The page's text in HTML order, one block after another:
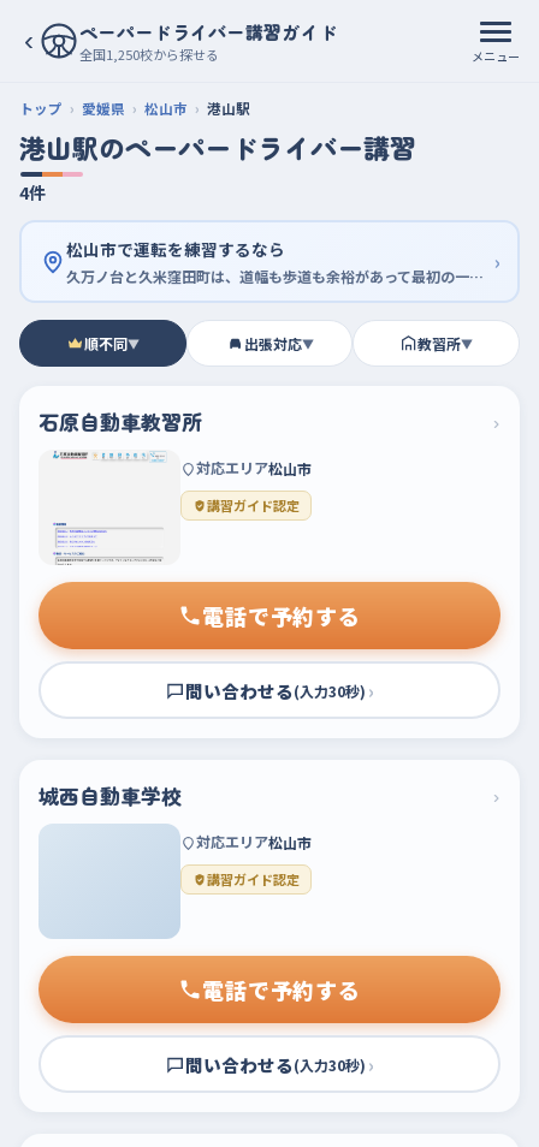
‹ ペーパードライバー講習ガイド
全国1,250校から探せる メニュー
トップ 愛媛県 松山市 港山駅
港山駅のペーパードライバー講習
4件
松山市で運転を練習するなら
久万ノ台と久米窪田町は、道幅も歩道も余裕があって最初の一周に向く ›
順不同▼ 出張対応▼ 教習所▼
石原自動車教習所 ›
対応エリア松山市
講習ガイド認定
電話で予約する
問い合わせる(入力30秒) ›
城西自動車学校 ›
対応エリア松山市
講習ガイド認定
電話で予約する
問い合わせる(入力30秒) ›